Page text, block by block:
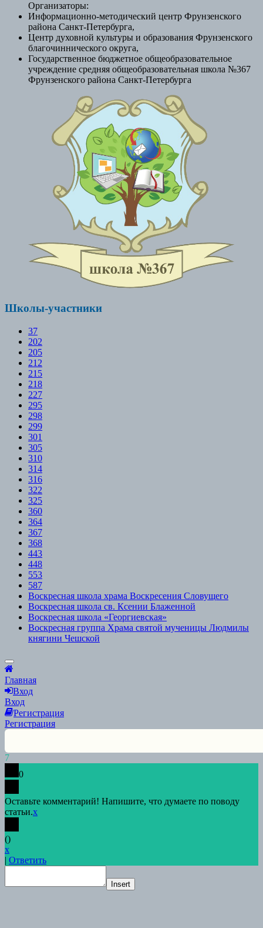
Организаторы:
Информационно-методический центр Фрунзенского
района Санкт-Петербурга,
Центр духовной культуры и образования Фрунзенского
благочиннического округа,
Государственное бюджетное общеобразовательное
учреждение средняя общеобразовательная школа №367
Фрунзенского района Санкт-Петербурга
Школы-участники
37
202
205
212
215
218
227
295
298
299
301
305
310
314
316
322
325
360
364
367
368
443
448
553
587
Воскресная школа храма Воскресения Словущего
Воскресная школа св. Ксении Блаженной
Воскресная школа «Георгиевская»
Воскресная группа Храма святой мученицы Людмилы
княгини Чешской
Scroll
to
Top
Главная
Вход
Вход
Регистрация
Регистрация
7
0
Оставьте комментарий! Напишите, что думаете по поводу
статьи.x
()
x
| Ответить
Insert